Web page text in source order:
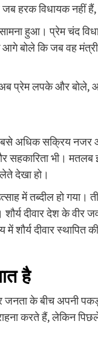
जब हरक विधायक नहीं
हुआ। प्रेम चंद
बोले कि जब वह
प्रेम लपके और बोले,
सबसे अधिक सक्रिय
भी। मतलब
देखा हो।
में तब्दील हो गया।
दीवार देश के वीर
में शौर्य दीवार
है
जनता के बीच अपनी
करते हैं, लेकिन